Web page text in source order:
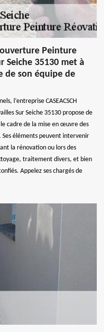
Peinture
Seiche 35130 met à
de son équipe de
l’entreprise CASEACSCH
Sur Seiche 35130 propose de
cadre de la mise en œuvre des
éléments peuvent intervenir
la rénovation ou lors des
traitement divers, et bien
Appelez ses chargés de